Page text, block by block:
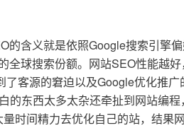
的含义就是依照Google搜索引擎
全球搜索份额。网站SEO性能越
了客源的窘迫以及Google优化推
的东西太多太杂还牵扯到网站编
量时间精力去优化自己的站，结果